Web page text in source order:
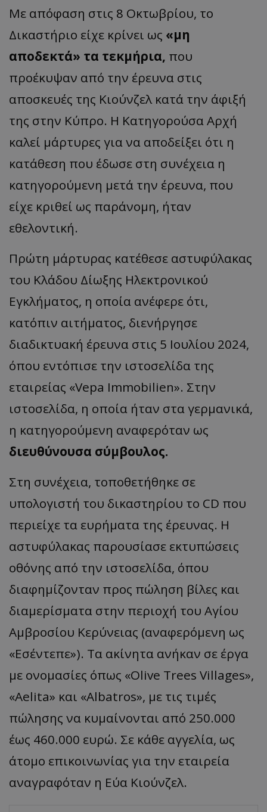
Με απόφαση στις 8 Οκτωβρίου, το
Δικαστήριο είχε κρίνει ως «μη
αποδεκτά» τα τεκμήρια, που
προέκυψαν από την έρευνα στις
αποσκευές της Κιούνζελ κατά την άφιξή
της στην Κύπρο. Η Κατηγορούσα Αρχή
καλεί μάρτυρες για να αποδείξει ότι η
κατάθεση που έδωσε στη συνέχεια η
κατηγορούμενη μετά την έρευνα, που
είχε κριθεί ως παράνομη, ήταν
εθελοντική.
Πρώτη μάρτυρας κατέθεσε αστυφύλακας
του Κλάδου Δίωξης Ηλεκτρονικού
Εγκλήματος, η οποία ανέφερε ότι,
κατόπιν αιτήματος, διενήργησε
διαδικτυακή έρευνα στις 5 Ιουλίου 2024,
όπου εντόπισε την ιστοσελίδα της
εταιρείας «Vepa Immobilien». Στην
ιστοσελίδα, η οποία ήταν στα γερμανικά,
η κατηγορούμενη αναφερόταν ως
διευθύνουσα σύμβουλος.
Στη συνέχεια, τοποθετήθηκε σε
υπολογιστή του δικαστηρίου το CD που
περιείχε τα ευρήματα της έρευνας. Η
αστυφύλακας παρουσίασε εκτυπώσεις
οθόνης από την ιστοσελίδα, όπου
διαφημίζονταν προς πώληση βίλες και
διαμερίσματα στην περιοχή του Αγίου
Αμβροσίου Κερύνειας (αναφερόμενη ως
«Εσέντεπε»). Τα ακίνητα ανήκαν σε έργα
με ονομασίες όπως «Olive Trees Villages»,
«Aelita» και «Albatros», με τις τιμές
πώλησης να κυμαίνονται από 250.000
έως 460.000 ευρώ. Σε κάθε αγγελία, ως
άτομο επικοινωνίας για την εταιρεία
αναγραφόταν η Εύα Κιούνζελ.